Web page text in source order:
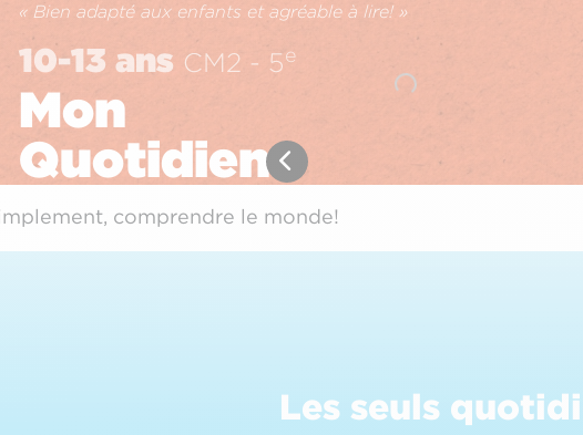
« Bien adapté aux enfants et agréable à lire! »
10-13 ans CM2 - 5e
Mon
Quotidien
comprendre le monde!
Les seuls